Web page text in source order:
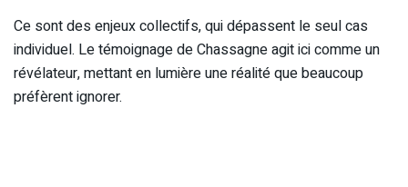
Ce sont des enjeux collectifs, qui dépassent le seul cas
individuel. Le témoignage de Chassagne agit ici comme un
révélateur, mettant en lumière une réalité que beaucoup
préfèrent ignorer.